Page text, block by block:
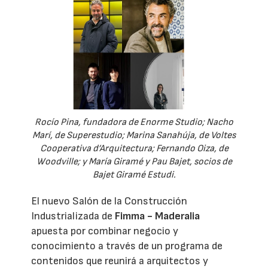
Rocío Pina, fundadora de Enorme Studio; Nacho
Marí, de Superestudio; Marina Sanahúja, de Voltes
Cooperativa d’Arquitectura; Fernando Oiza, de
Woodville; y María Giramé y Pau Bajet, socios de
Bajet Giramé Estudi.
El nuevo Salón de la Construcción
Industrializada de Fimma - Maderalia
apuesta por combinar negocio y
conocimiento a través de un programa de
contenidos que reunirá a arquitectos y